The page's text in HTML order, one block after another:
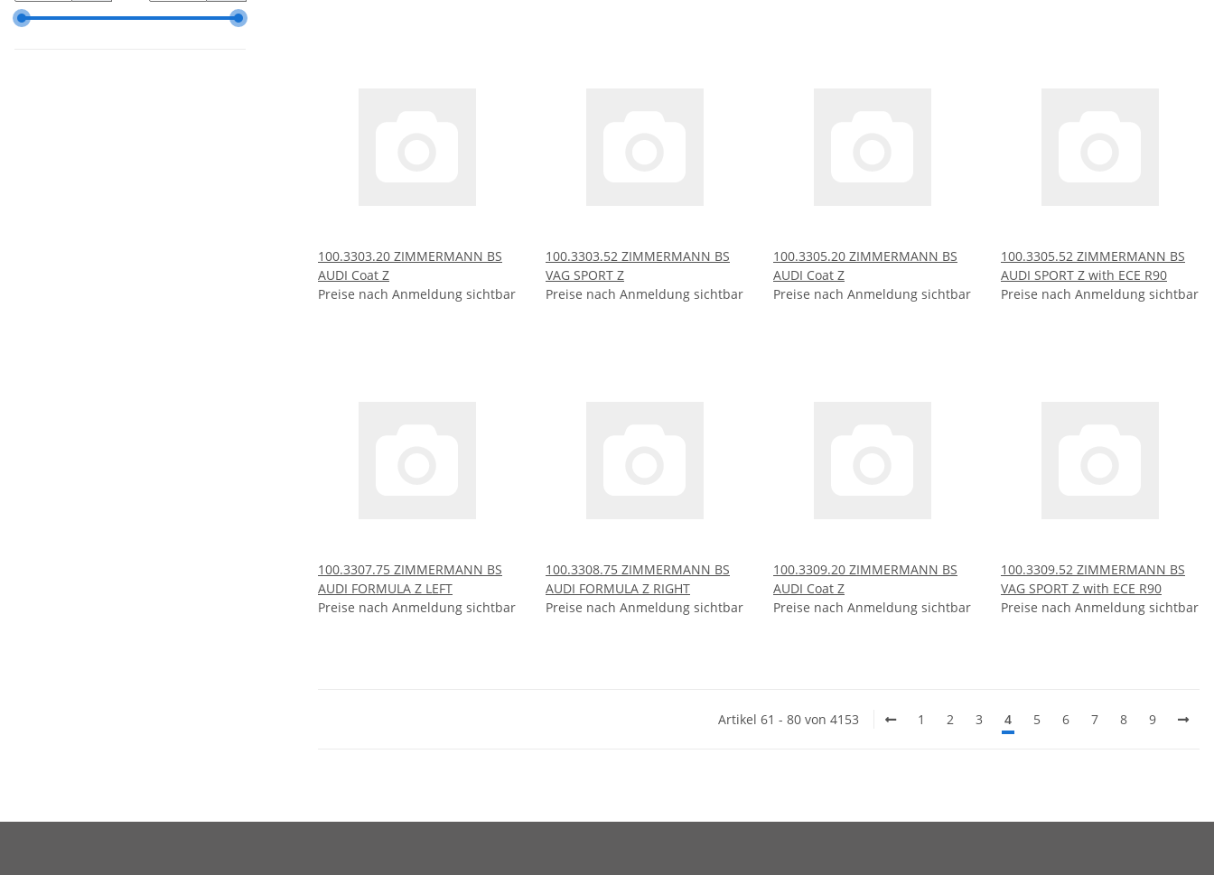
100.3303.20 ZIMMERMANN BS
AUDI Coat Z
Preise nach Anmeldung sichtbar
100.3303.52 ZIMMERMANN BS
VAG SPORT Z
Preise nach Anmeldung sichtbar
100.3305.20 ZIMMERMANN BS
AUDI Coat Z
Preise nach Anmeldung sichtbar
100.3305.52 ZIMMERMANN BS
AUDI SPORT Z with ECE R90
Preise nach Anmeldung sichtbar
100.3307.75 ZIMMERMANN BS
AUDI FORMULA Z LEFT
Preise nach Anmeldung sichtbar
100.3308.75 ZIMMERMANN BS
AUDI FORMULA Z RIGHT
Preise nach Anmeldung sichtbar
100.3309.20 ZIMMERMANN BS
AUDI Coat Z
Preise nach Anmeldung sichtbar
100.3309.52 ZIMMERMANN BS
VAG SPORT Z with ECE R90
Preise nach Anmeldung sichtbar
Artikel 61 - 80 von 4153 1 2 3 4 5 6 7 8 9